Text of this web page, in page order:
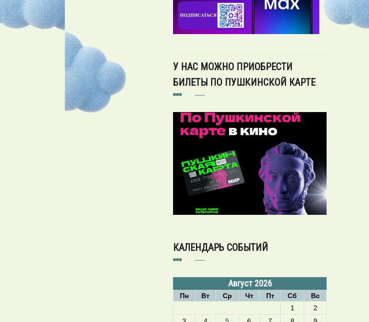
У НАС МОЖНО ПРИОБРЕСТИ
БИЛЕТЫ ПО ПУШКИНСКОЙ КАРТЕ
КАЛЕНДАРЬ СОБЫТИЙ
Август 2026
Пн Вт Ср Чт Пт Сб
Вс
1
2